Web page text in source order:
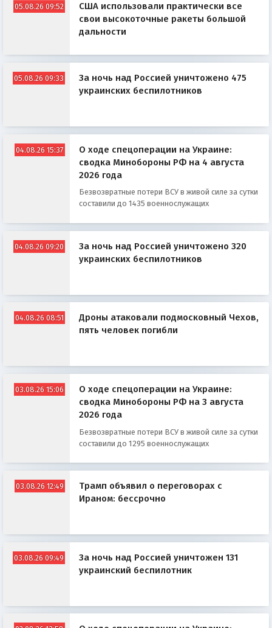
05.08.26 09:52
США использовали практически все
свои высокоточные ракеты большой
дальности
05.08.26 09:33
За ночь над Россией уничтожено 475
украинских беспилотников
04.08.26 15:37
О ходе спецоперации на Украине:
сводка Минобороны РФ на 4 августа
2026 года
Безвозвратные потери ВСУ в живой силе за сутки
составили до 1435 военнослужащих
04.08.26 09:20
За ночь над Россией уничтожено 320
украинских беспилотников
04.08.26 08:51
Дроны атаковали подмосковный Чехов,
пять человек погибли
03.08.26 15:06
О ходе спецоперации на Украине:
сводка Минобороны РФ на 3 августа
2026 года
Безвозвратные потери ВСУ в живой силе за сутки
составили до 1295 военнослужащих
03.08.26 12:49
Трамп объявил о переговорах с
Ираном: бессрочно
03.08.26 09:49
За ночь над Россией уничтожен 131
украинский беспилотник